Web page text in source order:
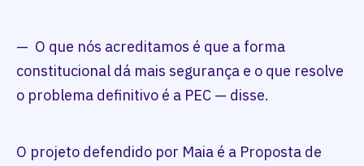
— O que nós acreditamos é que a forma
constitucional dá mais segurança e o que resolve
o problema definitivo é a PEC — disse.
O projeto defendido por Maia é a Proposta de